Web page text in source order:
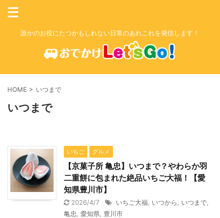
誰かのお役にたつかもしれない日常のあれこれを発信します！
HOME > いつまで
いつまで
いちご グルメ
【京菓子所 亀忠】いつまで？やわらか羽
二重餅に包まれた絶品いちご大福！【愛
知県豊川市】
2026/4/7 いちご大福 いつから いつまで
亀忠
愛知県 豊川市